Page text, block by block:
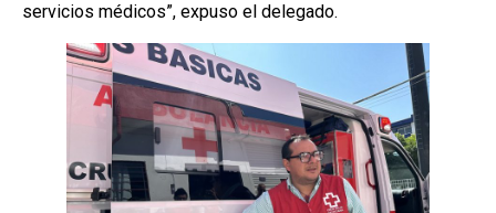
servicios médicos”, expuso el delegado.